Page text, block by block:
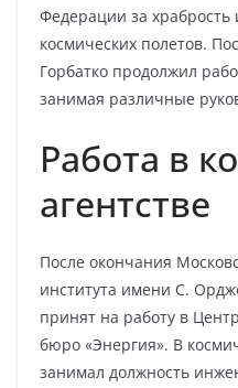
Федерации за храбрость
космических полетов.
Горбатко продолжил
занимая различные
Работа в
агентстве
После окончания
института имени С.
принят на работу в
бюро «Энергия». В
занимал должность